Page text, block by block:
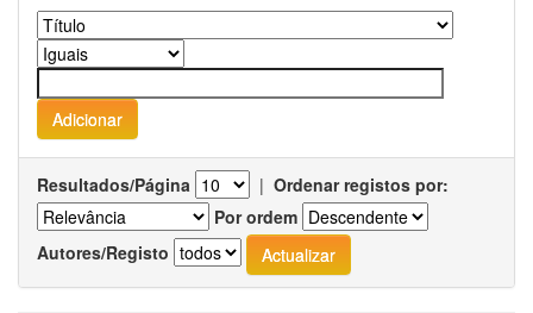
Resultados/Página | Ordenar registos por:
Por ordem
Autores/Registo